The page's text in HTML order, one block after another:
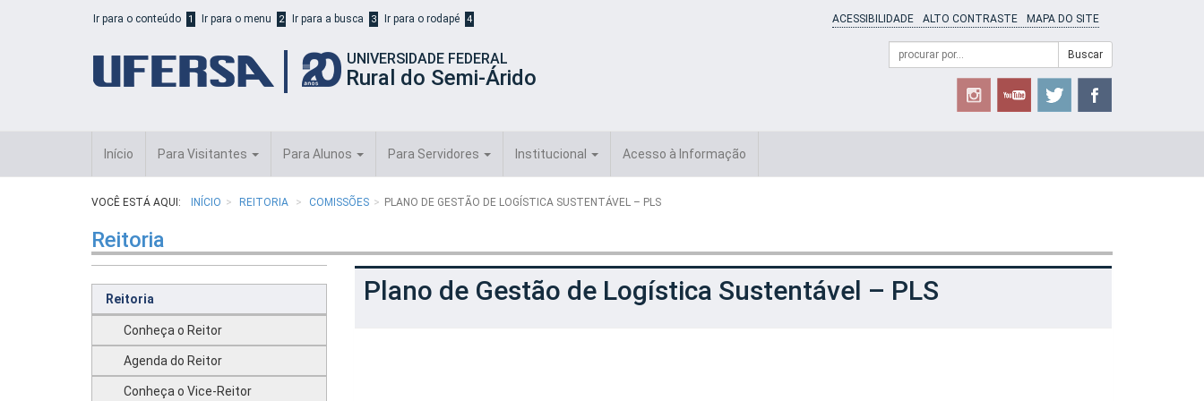
Ir para o conteúdo 1 Ir para o menu 2 Ir para a busca 3 Ir para o rodapé 4 ACESSIBILIDADE ALTO CONTRASTE MAPA DO SITE
UNIVERSIDADE FEDERAL
Rural do Semi-Árido
Formulário
Campo
de
Buscar
Início Para Visitantes Para Alunos Para Servidores Institucional Acesso à Informação
VOCÊ ESTÁ AQUI: INÍCIO REITORIA COMISSÕES PLANO DE GESTÃO DE LOGÍSTICA SUSTENTÁVEL – PLS
Reitoria
Reitoria
Conheça o Reitor
Agenda do Reitor
Conheça o Vice-Reitor
Plano de Gestão de Logística Sustentável – PLS